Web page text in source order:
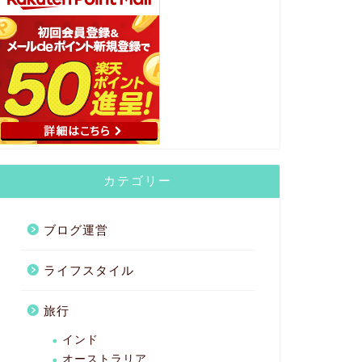
カテゴリー
ブログ運営
ライフスタイル
旅行
インド
オーストラリア